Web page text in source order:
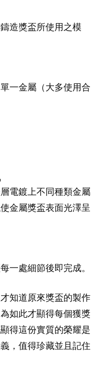
造獎盃所使用之模
一金屬（大多使用合
電鍍上不同種類金屬
金屬獎盃表面光澤呈
一處細節後即完成。
知道原來獎盃的製作
如此才顯得每個獲獎
得這份實質的榮耀是
，值得珍藏並且記住